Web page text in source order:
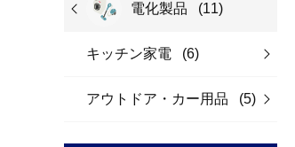
電化製品 (11)
キッチン家電 (6)
アウトドア・カー用品 (5)